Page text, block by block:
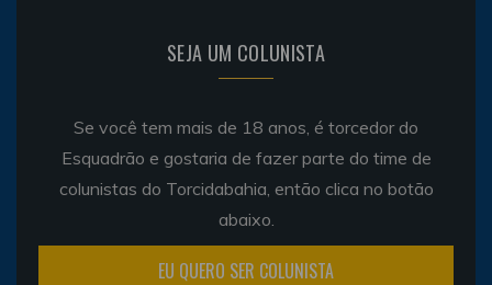
SEJA UM COLUNISTA
Se você tem mais de 18 anos, é torcedor do
Esquadrão e gostaria de fazer parte do time de
colunistas do Torcidabahia, então clica no botão
abaixo.
EU QUERO SER COLUNISTA